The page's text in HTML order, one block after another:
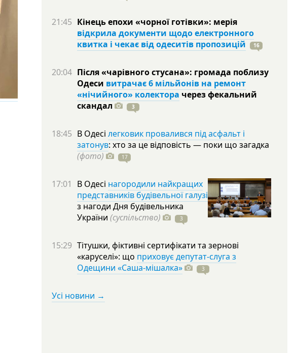
21:45 Кінець епохи «чорної готівки»: мерія
відкрила документи щодо електронного
квитка і чекає від одеситів пропозицій
16
20:04 Після «чарівного стусана»: громада поблизу
Одеси витрачає 6 мільйонів на ремонт
«нічийного» колектора через фекальний
скандал
3
18:45 В Одесі легковик провалився під асфальт і
затонув: хто за це відповість — поки що загадка
(фото)
17
17:01 В Одесі нагородили найкращих
представників будівельної галузі
з нагоди Дня будівельника
України (суспільство) 3
15:29 Тітушки, фіктивні сертифікати та зернові
«каруселі»: що приховує депутат-слуга з
Одещини «Саша-мішалка»
3
Усі новини →